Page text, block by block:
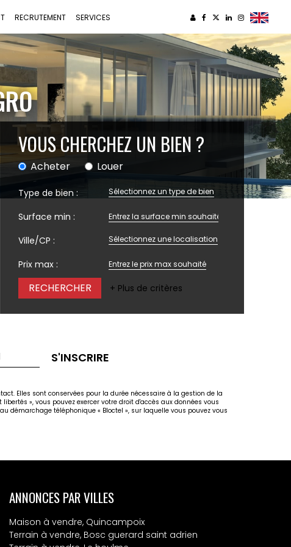
RECRUTEMENT SERVICES
VOUS CHERCHEZ UN BIEN ?
Acheter Louer
Type de bien : Sélectionnez un type de bien
Surface min :
Ville/CP :
Sélectionnez une localisation
Prix max :
+ Plus de critères
S'INSCRIRE
Elles sont conservées pour la durée nécessaire à la gestion de la
», vous pouvez exercer votre droit d'accès aux données vous
démarchage téléphonique « Bloctel », sur laquelle vous pouvez vous
ANNONCES PAR VILLES
Maison à vendre, Quincampoix
Terrain à vendre, Bosc guerard saint adrien